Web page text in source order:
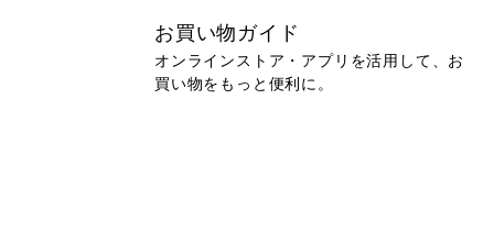
お買い物ガイド
オンラインストア・アプリを活用して、お
買い物をもっと便利に。